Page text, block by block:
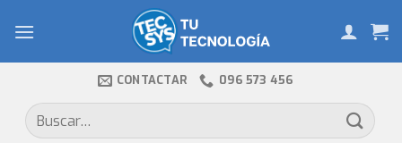
CONTACTAR 096 573 456
Buscar
por: